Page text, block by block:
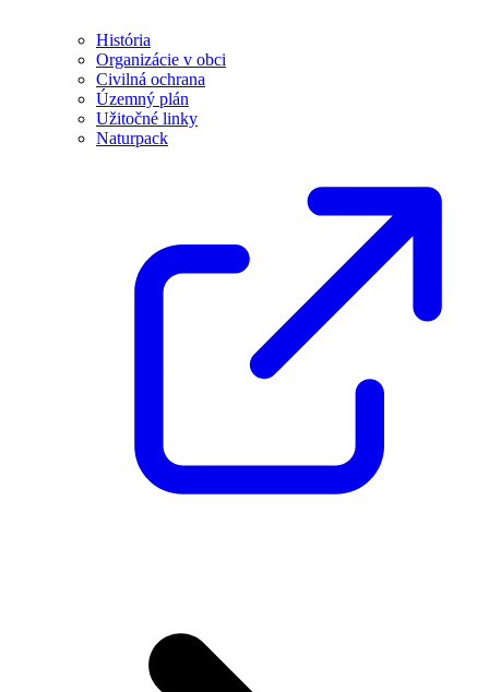
História
Organizácie v obci
Civilná ochrana
Územný plán
Užitočné linky
Naturpack